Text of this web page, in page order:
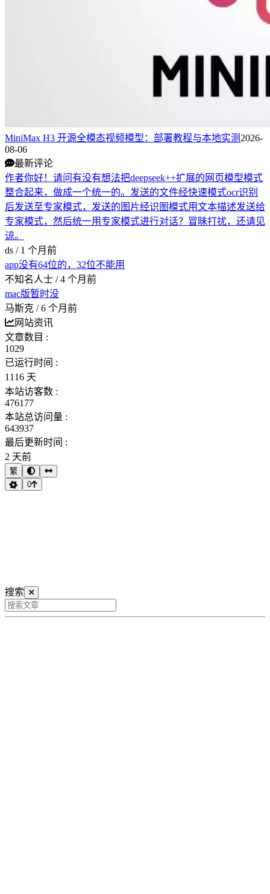
MiniMax H3 开源全模态视频模型：部署教程与本地实测 2026-
08-06
最新评论
作者你好！请问有没有想法把deepseek++扩展的网页模型模式
整合起来，做成一个统一的。发送的文件经快速模式ocr识别
后发送至专家模式，发送的图片经识图模式用文本描述发送给
专家模式，然后统一用专家模式进行对话？冒昧打扰，还请见
谅。
ds / 1 个月前
app没有64位的，32位不能用
不知名人士 /4 个月前
mac版暂时没
马斯克 /6 个月前
网站资讯
文章数目 :
1029
已运行时间 :
1116 天
本站访客数 :
476177
本站总访问量 :
643937
最后更新时间 :
2 天前
繁
0
搜索